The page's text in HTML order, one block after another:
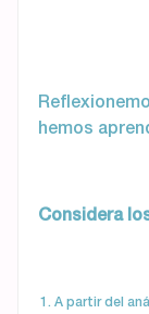
hemos
Considera
A partir del